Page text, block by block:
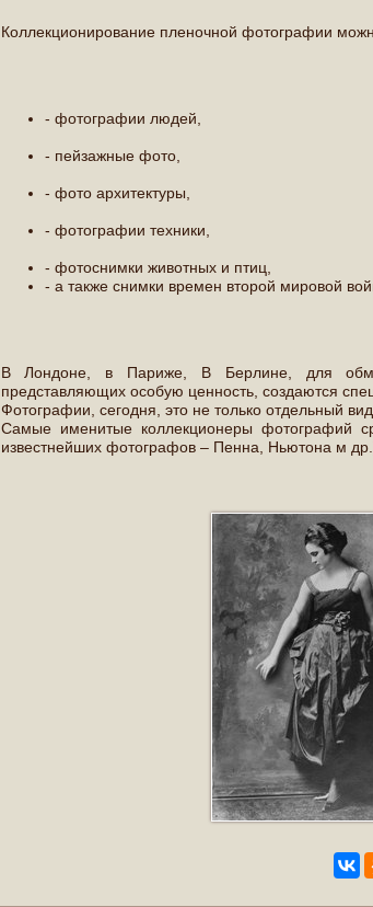
Коллекционирование пленочной фотографии
- фотографии людей,
- пейзажные фото,
- фото архитектуры,
- фотографии техники,
- фотоснимки животных и птиц,
- а также снимки времен второй мировой
В Лондоне, в Париже, В Берлине, для
представляющих особую ценность, создаются
Фотографии, сегодня, это не только отдельный
Самые именитые коллекционеры фотографий
известнейших фотографов – Пенна, Ньютона м